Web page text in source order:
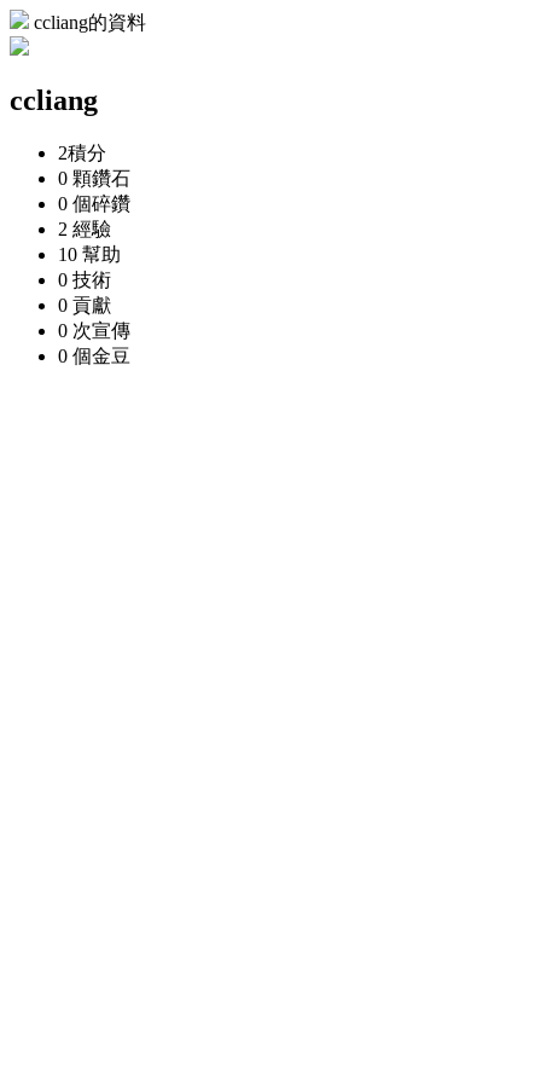
ccliang的資料
ccliang
2積分
0 顆鑽石
0 個碎鑽
2 經驗
10 幫助
0 技術
0 貢獻
0 次宣傳
0 個金豆